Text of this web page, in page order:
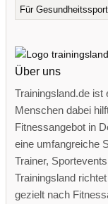
Für
Über uns
Trainingsland.de ist
Menschen dabei
Fitnessangebot in
eine umfangreiche
Trainer,
Trainingsland
gezielt nach